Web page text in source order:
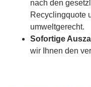
nach den
Recyclingquote
umweltgerecht.
Sofortige
wir Ihnen den